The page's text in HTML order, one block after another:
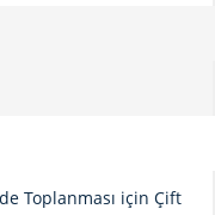
Toplanması için Çift